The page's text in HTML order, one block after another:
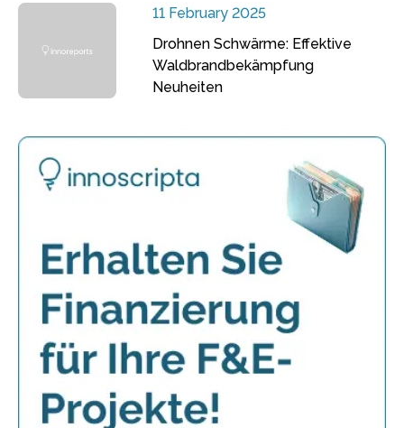
11 February 2025
Drohnen Schwärme: Effektive
Waldbrandbekämpfung
Neuheiten